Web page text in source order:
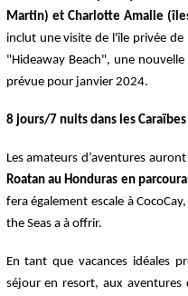
Martin) et Charlotte Amalie
inclut une visite de l'île privée de
"Hideaway Beach", une
prévue pour janvier 2024.
8 jours/7 nuits dans les
Les amateurs d’aventures
Roatan auHonduras en
fera également escale à
the Seas a à offrir.
En tant que vacances idéales
séjour en resort,aux aventures